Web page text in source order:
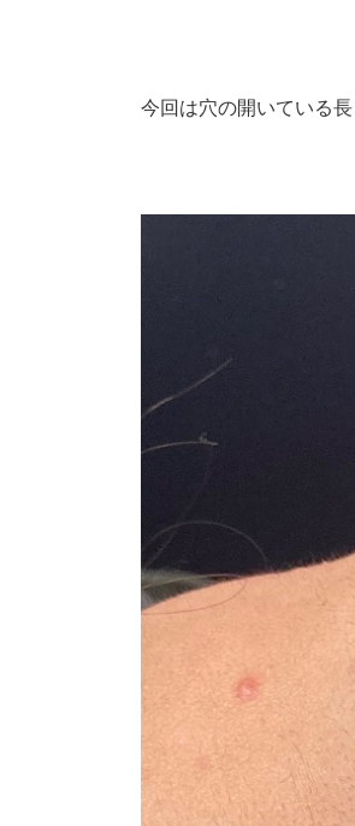
今回は穴の開いている